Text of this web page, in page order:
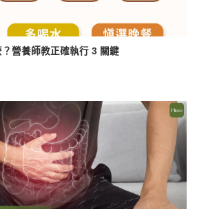
營養師教正確執行 3 關鍵